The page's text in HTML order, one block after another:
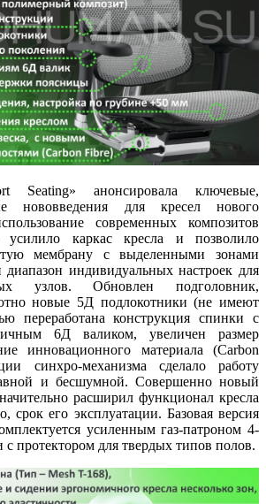
Seating» анонсировала ключевые,
нововведения для кресел нового
современных композитов
усилило каркас кресла и позволило
мембрану с выделенными зонами
диапазон индивидуальных настроек для
узлов. Обновлен подголовник,
новые 5Д подлокотники (не имеют
переработана конструкция спинки с
6Д валиком, увеличен размер
инновационного материала (Carbon
синхро-механизма сделало работу
и бесшумной. Совершенно новый
расширил функционал кресла
срок его эксплуатации. Базовая версия
усиленным газ-патроном 4-
с протектором для твердых типов полов.